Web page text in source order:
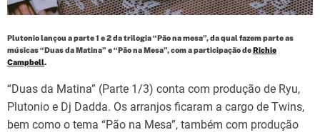
Plutonio lançou a parte 1 e 2 da trilogia “Pão na mesa”, da qual fazem parte as
músicas “Duas da Matina” e “Pão na Mesa”, com a participação deRichie
Campbell.
“Duas da Matina” (Parte 1/3) conta com produção de Ryu,
Plutonio e Dj Dadda. Os arranjos ficaram a cargo de Twins,
bem como o tema “Pão na Mesa”, também com produção